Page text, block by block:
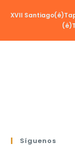
XVII
Síguenos